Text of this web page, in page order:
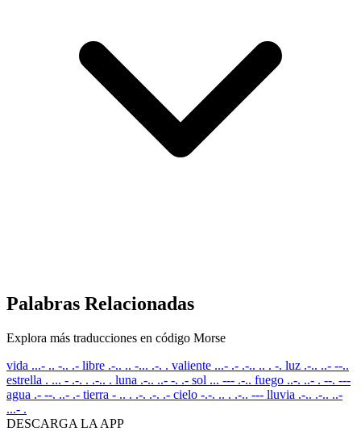
Palabras Relacionadas
Explora más traducciones en código Morse
vida ...- .. -.. .- libre .-.. .. -... .-. . valiente ...- .- .-.. .. . -. luz .-.. ..- --..
estrella . ... - .-. . .-.. . luna .-.. ..- -. .- sol ... --- .-.. fuego ..-. ..- . --. ---
agua .- --. ..- .- tierra - .. . .-. .-. .- cielo -.-. .. . .-.. --- lluvia .-.. .-.. ..-
...- .
DESCARGA LA APP